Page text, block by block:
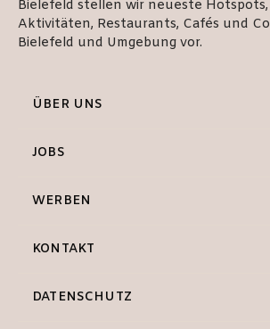
Bielefeld stellen wir neueste Hotspots,
Aktivitäten, Restaurants, Cafés und
Bielefeld und Umgebung vor.
ÜBER UNS
JOBS
WERBEN
KONTAKT
DATENSCHUTZ